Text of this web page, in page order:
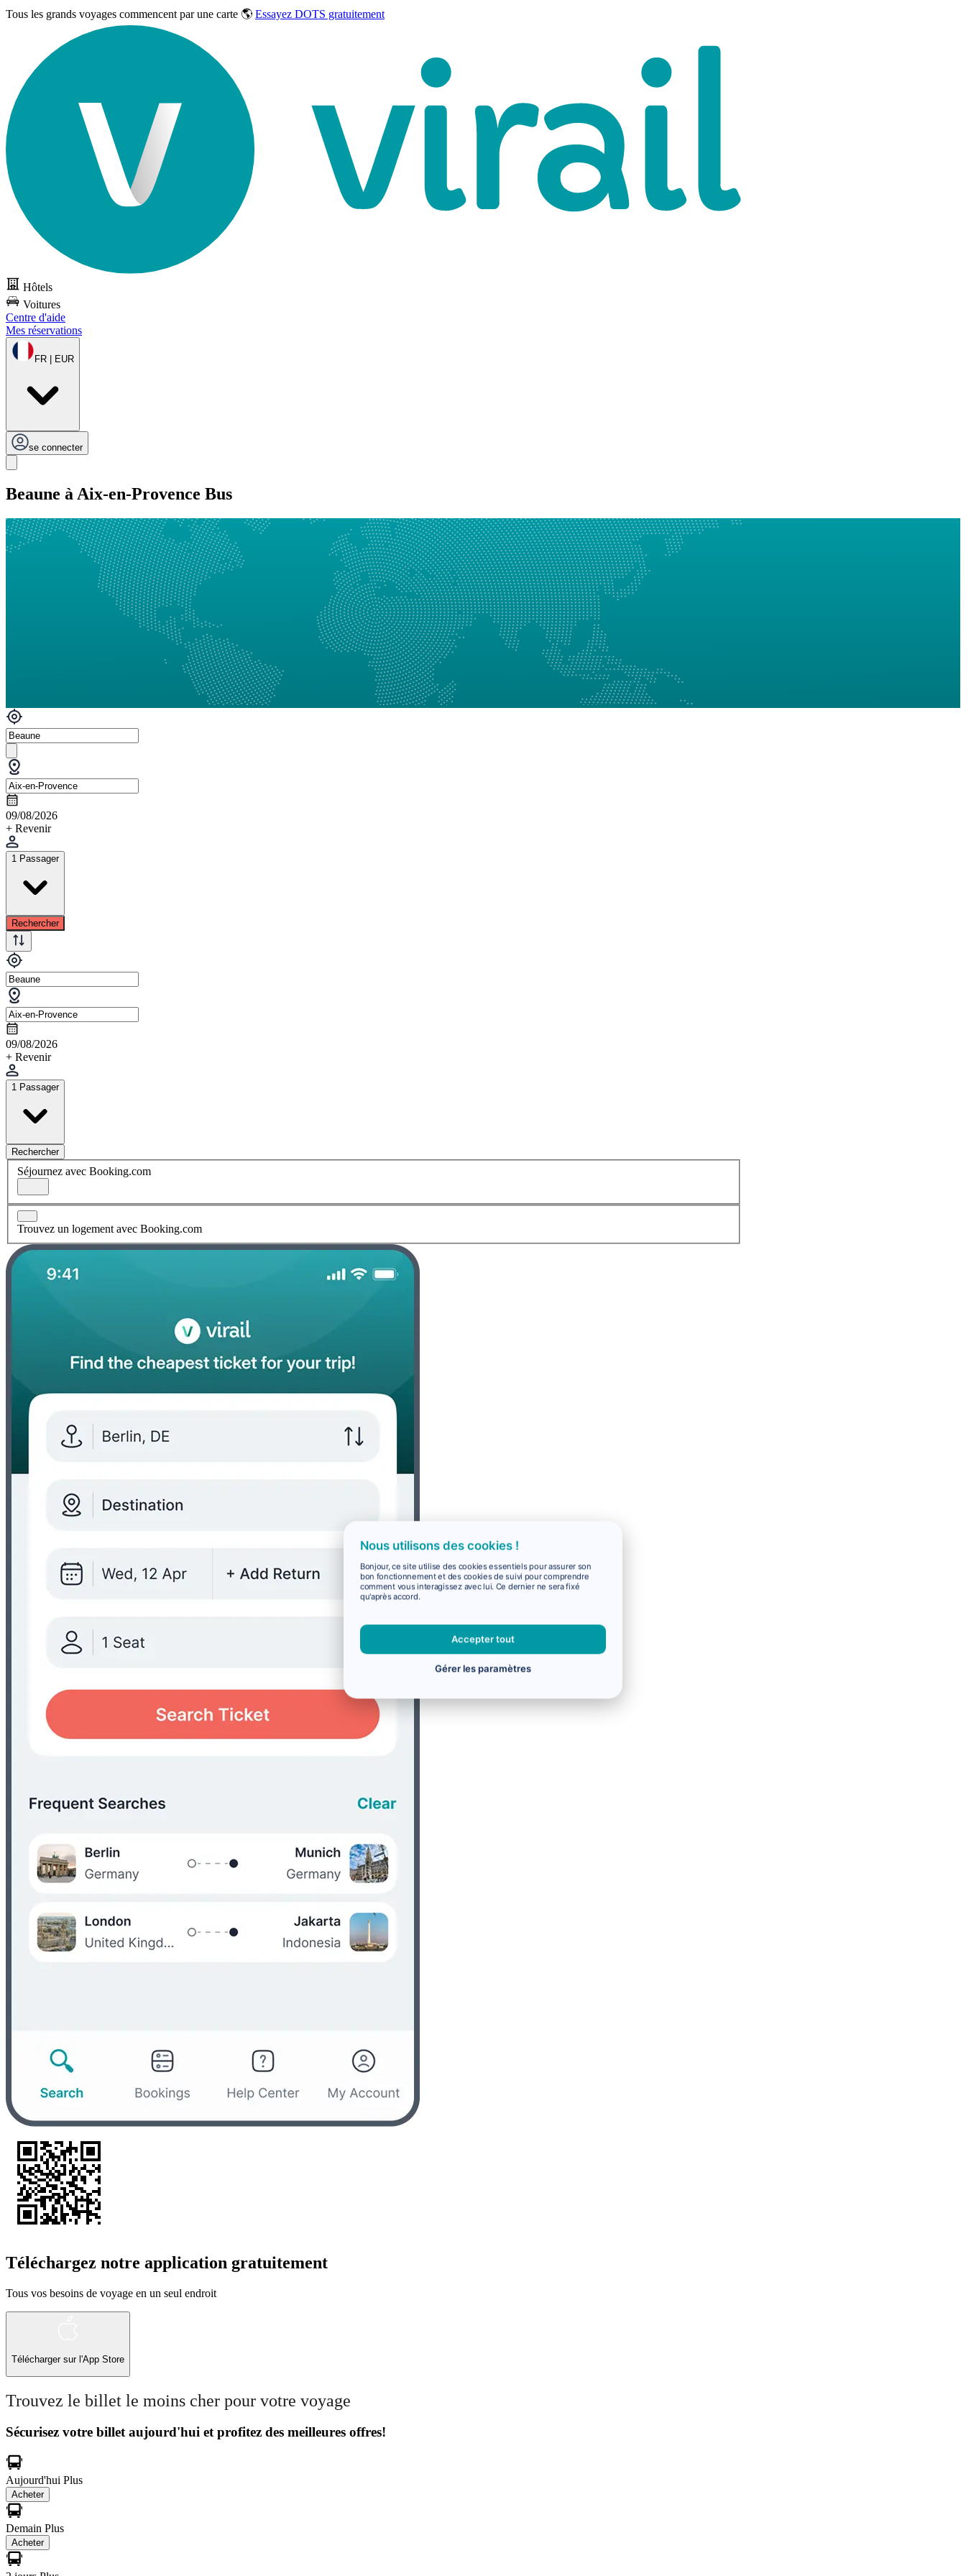
Tous les grands voyages commencent par une carte 🌎 Essayez DOTS gratuitement
Hôtels
Voitures
Centre d'aide
Mes réservations
FR | EUR
se connecter
Beaune à Aix-en-Provence Bus
09/08/2026
+ Revenir
1 Passager
Rechercher
09/08/2026
+ Revenir
1 Passager
Rechercher
Séjournez avec Booking.com
Trouvez un logement avec Booking.com
Téléchargez notre application gratuitement
Tous vos besoins de voyage en un seul endroit
Télécharger sur l'App Store
Trouvez le billet le moins cher pour votre voyage
Sécurisez votre billet aujourd'hui et profitez des meilleures offres!
Aujourd'hui Plus
Acheter
Demain Plus
Acheter
Nous utilisons des cookies !
Bonjour, ce site utilise des cookies essentiels pour assurer son
bon fonctionnement et des cookies de suivi pour comprendre
comment vous interagissez avec lui. Ce dernier ne sera fixé
qu'après accord.
Accepter tout
Gérer les paramètres